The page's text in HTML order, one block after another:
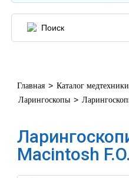
Главная > Каталог медтехники
Ларингоскопы >
Macintosh F.O.